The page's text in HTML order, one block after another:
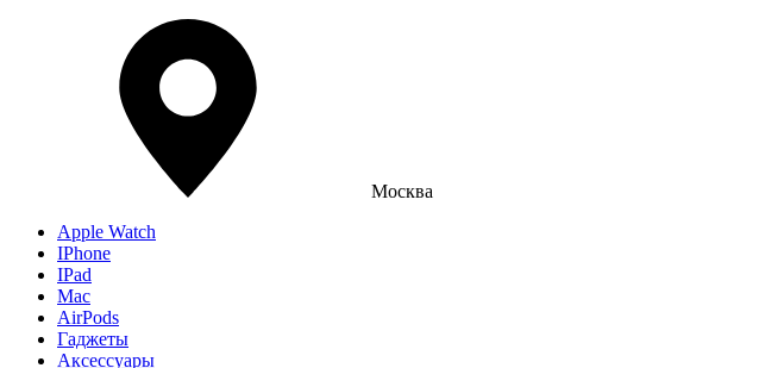
Москва
Apple Watch
IPhone
IPad
Mac
AirPods
Гаджеты
Аксессуары